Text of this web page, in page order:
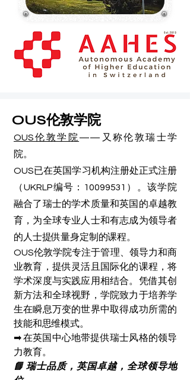
OUS伦敦学院
OUS伦敦学院 ——又称伦敦瑞士学
院。
OUS已在英国学习机构注册处正式注册
（UKRLP编号：10099531）。该学院
融合了瑞士的学术质量和英国的卓越教
育，为全球专业人士和有志成为领导者
的人士提供量身定制的课程。
OUS伦敦学院专注于管理、领导力和商
业教育，提供灵活且国际化的课程，将
学术深度与实践应用相结合。凭借其创
新方法和全球视野，学院致力于培养学
生在瞬息万变的世界中取得成功所需的
技能和思维模式。
➡ 在英国中心地带提供瑞士风格的领导
力教育。
📘 瑞士品质，英国卓越，全球领导地